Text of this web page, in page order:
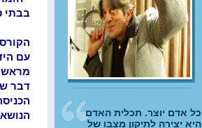
כל אדם יוצר. תכלית האדם
היא יצירה לתיקון מצבו של
בבתי
עם
מראש
דבר